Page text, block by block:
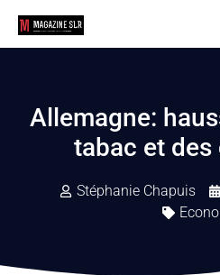
Allemagne:
tabac et
Stéphanie Chapuis